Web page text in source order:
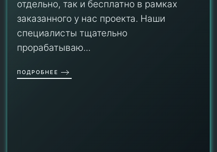
отдельно, так и бесплатно в рамках
заказанного у нас проекта. Наши
специалисты тщательно
прорабатываю...
ПОДРОБНЕЕ